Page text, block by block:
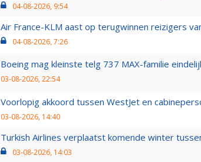
04-08-2026, 9:54
Air France-KLM aast op terugwinnen reizigers
04-08-2026, 7:26
Boeing mag kleinste telg 737 MAX-familie
03-08-2026, 22:54
Voorlopig akkoord tussen WestJet en
03-08-2026, 14:40
Turkish Airlines verplaatst komende winter
03-08-2026, 14:03